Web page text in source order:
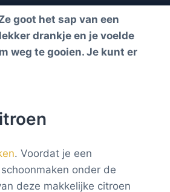
goot het sap van een
drankje en je voelde
weg te gooien. Je kunt er
. Voordat je een
onder de
deze makkelijke citroen